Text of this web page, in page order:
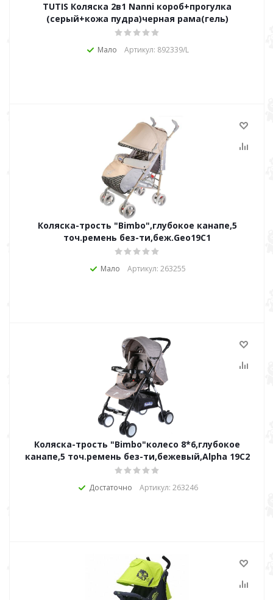
TUTIS Коляска 2в1 Nanni короб+прогулка
(серый+кожа пудра)черная рама(гель)
Мало Артикул: 892339/L
Коляска-трость "Bimbo",глубокое канапе,5
точ.ремень без-ти,беж.Geo19C1
Мало Артикул: 263255
Коляска-трость "Bimbo"колесо 8*6,глубокое
канапе,5 точ.ремень без-ти,бежевый,Alpha 19C2
Достаточно Артикул: 263246